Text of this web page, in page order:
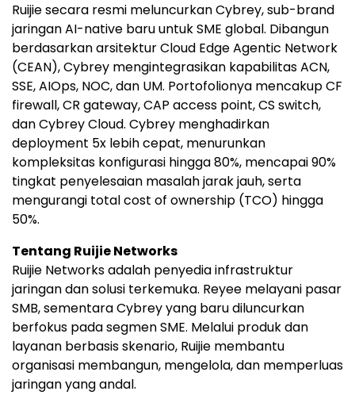
Ruijie secara resmi meluncurkan Cybrey, sub-brand
jaringan AI-native baru untuk SME global. Dibangun
berdasarkan arsitektur Cloud Edge Agentic Network
(CEAN), Cybrey mengintegrasikan kapabilitas ACN,
SSE, AIOps, NOC, dan UM. Portofolionya mencakup CF
firewall, CR gateway, CAP access point, CS switch,
dan Cybrey Cloud. Cybrey menghadirkan
deployment 5x lebih cepat, menurunkan
kompleksitas konfigurasi hingga 80%, mencapai 90%
tingkat penyelesaian masalah jarak jauh, serta
mengurangi total cost of ownership (TCO) hingga
50%.
Tentang Ruijie Networks
Ruijie Networks adalah penyedia infrastruktur
jaringan dan solusi terkemuka. Reyee melayani pasar
SMB, sementara Cybrey yang baru diluncurkan
berfokus pada segmen SME. Melalui produk dan
layanan berbasis skenario, Ruijie membantu
organisasi membangun, mengelola, dan memperluas
jaringan yang andal.